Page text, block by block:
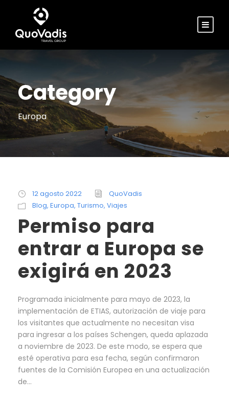
Category
Europa
12 agosto 2022
QuoVadis
Blog, Europa, Turismo, Viajes
Permiso para
entrar a Europa se
exigirá en 2023
Programada inicialmente para mayo de 2023, la
implementación de ETIAS, autorización de viaje para
los visitantes que actualmente no necesitan visa
para ingresar a los países Schengen, queda aplazada
a noviembre de 2023. De este modo, se espera que
esté operativa para esa fecha, según confirmaron
fuentes de la Comisión Europea en una actualización
de...